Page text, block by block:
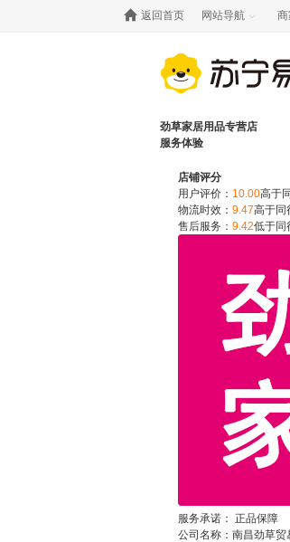
 返回首页 网站导航  商
劲草家居用品专营店
服务体验
店铺评分
用户评价： 10.00高于
物流时效： 9.47高于同
售后服务： 9.42低于同
服务承诺： 正品保障
公司名称： 南昌劲草贸